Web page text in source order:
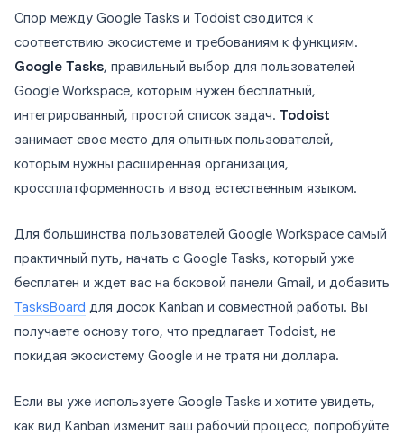
Спор между Google Tasks и Todoist сводится к
соответствию экосистеме и требованиям к функциям.
Google Tasks, правильный выбор для пользователей
Google Workspace, которым нужен бесплатный,
интегрированный, простой список задач. Todoist
занимает свое место для опытных пользователей,
которым нужны расширенная организация,
кроссплатформенность и ввод естественным языком.
Для большинства пользователей Google Workspace самый
практичный путь, начать с Google Tasks, который уже
бесплатен и ждет вас на боковой панели Gmail, и добавить
TasksBoard для досок Kanban и совместной работы. Вы
получаете основу того, что предлагает Todoist, не
покидая экосистему Google и не тратя ни доллара.
Если вы уже используете Google Tasks и хотите увидеть,
как вид Kanban изменит ваш рабочий процесс, попробуйте